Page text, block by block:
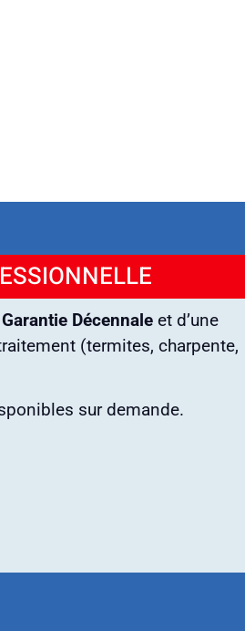
Garantie Décennale et d’une
(termites, charpente,
sur demande.